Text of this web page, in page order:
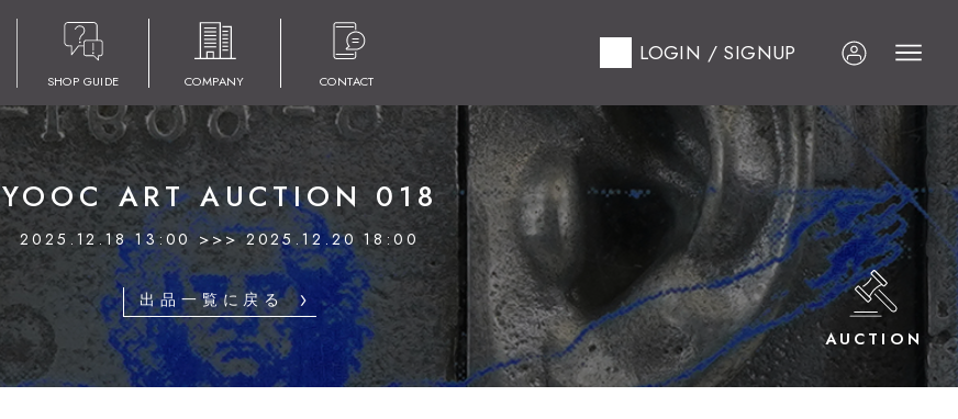
SHOP GUIDE COMPANY CONTACT
LOGIN / SIGNUP
YOOC ART AUCTION 018
2025.12.18 13:00 >>> 2025.12.20 18:00
出品一覧に戻る
AUCTION